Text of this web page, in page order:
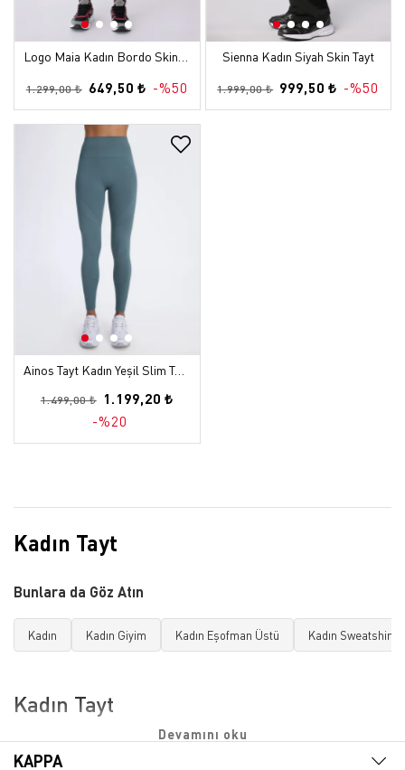
1.299,00 ₺ 649,50 ₺ -%50
Sienna Kadın Siyah Skin Tayt
1.999,00 ₺ 999,50 ₺ -%50
Ainos Tayt Kadın Yeşil Slim Tayt
1.499,00 ₺
1.199,20 ₺
-%20
Kadın Tayt
Bunlara da Göz Atın
Kadın Kadın Giyim Kadın Eşofman Üstü Kadın Sweatshirt
Kadın Tayt
Kadın tayt, modern gardıropların vazgeçilmez parçalarından
biri haline gelmiştir. Hem spor aktivitelerinde hem de günlük
KAPPA